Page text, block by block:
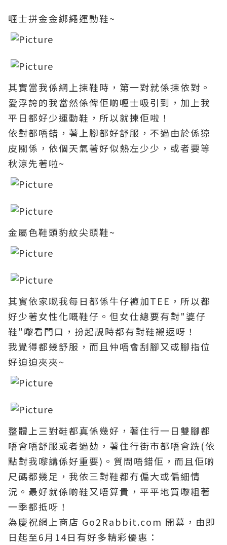
喱士拼金金綁繩運動鞋~
其實當我係網上揀鞋時，第一對就係揀依對 。
愛浮誇的我當然係俾佢啲喱士吸引到 ，加上我
平日都好少運動鞋 ，所以就揀佢啦 ！
依對都唔錯 ，著上腳都好舒服 ，不過由於係猄
皮關係 ，依個天氣著好似熱左少少 ，或者要等
秋涼先著啦~
金屬色鞋頭豹紋尖頭鞋~
其實依家嘅我每日都係牛仔褲加TEE，所以都
好少著女性化嘅鞋仔。但女仕總要有對"婆仔
鞋"嚟看門口 ，扮起靚時都有對鞋襯返呀 ！
我覺得都幾舒服 ，而且仲唔會刮腳又或腳指位
好迫迫夾夾~
整體上三對鞋都真係幾好，著住行一日雙腳都
唔會唔舒服或者過攰，著住行街市都唔會跣(依
點對我嚟講係好重要) 。質問唔錯佢 ，而且佢啲
尺碼都幾足 ，我依三對鞋都冇偏大或偏細情
況 。最好就係啲鞋又唔算貴 ，平平地買嚟粗著
一季都抵呀 ！
為慶祝網上商店 Go2Rabbit.com 開幕，由即
日起至6月14日有好多精彩優惠：